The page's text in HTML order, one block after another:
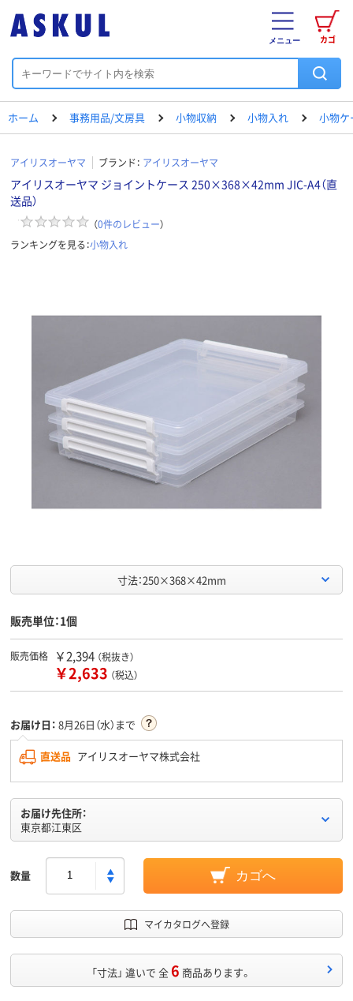
カゴ
メニュー
ホーム 事務用品/文房具 小物収納 小物入れ 小物ケ
アイリスオーヤマ ブランド： アイリスオーヤマ
アイリスオーヤマ ジョイントケース 250×368×42mm JIC-A4（直
送品）
（0件のレビュー）
ランキングを見る：小物入れ
寸法：250×368×42mm
販売単位：1個
販売価格 ￥2,394 （税抜き）
￥2,633 （税込）
お届け日： 8月26日（水）まで
直送品 アイリスオーヤマ株式会社
お届け先住所：
東京都江東区
数量 カゴへ
マイカタログへ登録
「寸法」 違いで 全6 商品あります。